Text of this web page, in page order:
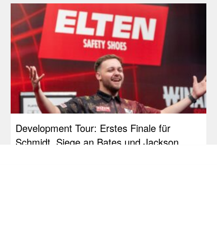
Development Tour: Erstes Finale für
Schmidt, Siege an Bates und Jackson